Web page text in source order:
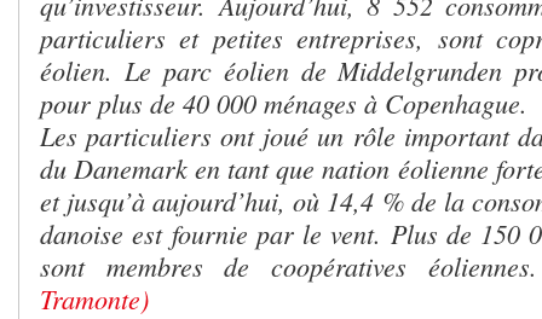
particuliers et petites entreprises, sont
éolien. Le parc éolien de Middelgrunden
pour plus de 40 000 ménages à Copenhague.
Les particuliers ont joué un rôle important
du Danemark en tant que nation éolienne
et jusqu’à aujourd’hui, où 14,4 % de la
danoise est fournie par le vent. Plus de 150
sont membres de coopératives
Tramonte)